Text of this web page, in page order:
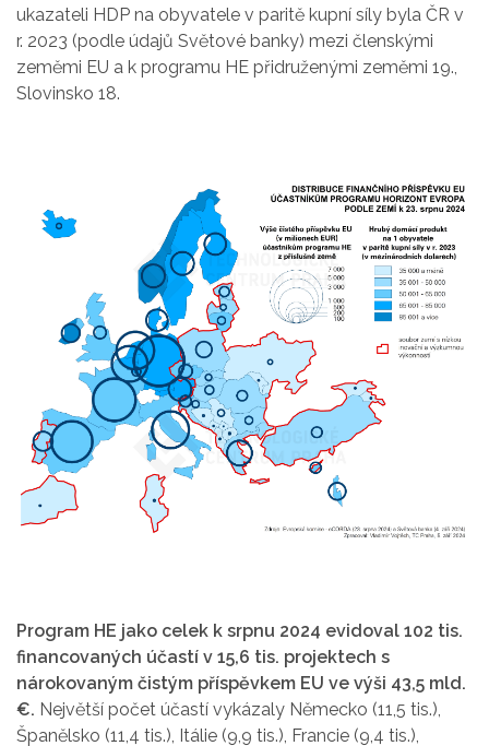
ukazateli HDP na obyvatele v paritě kupní síly byla ČR v
r. 2023 (podle údajů Světové banky) mezi členskými
zeměmi EU a k programu HE přidruženými zeměmi 19.,
Slovinsko 18.
Program HE jako celek k srpnu 2024 evidoval 102 tis.
financovaných účastí v 15,6 tis. projektech s
nárokovaným čistým příspěvkem EU ve výši 43,5 mld.
€. Největší počet účastí vykázaly Německo (11,5 tis.),
Španělsko (11,4 tis.), Itálie (9,9 tis.), Francie (9,4 tis.),